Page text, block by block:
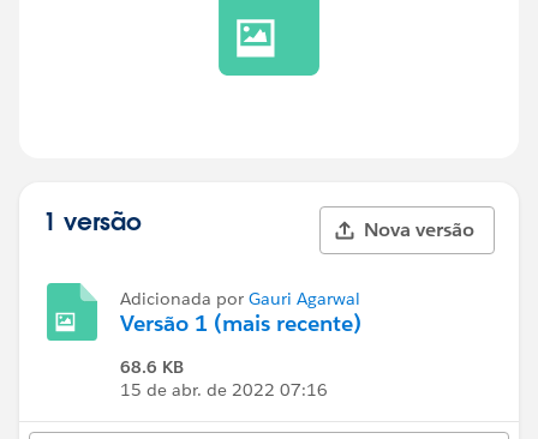
1 versão Nova versão
Adicionada por Gauri Agarwal
Versão 1 (mais recente)
68.6 KB
15 de abr. de 2022 07:16